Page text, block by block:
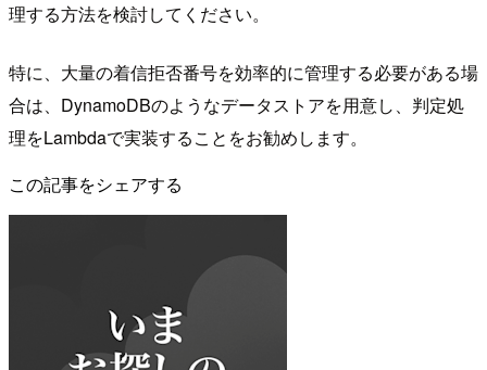
理する方法を検討してください。
特に、大量の着信拒否番号を効率的に管理する必要がある場
合は、DynamoDBのようなデータストアを用意し、判定処
理をLambdaで実装することをお勧めします。
この記事をシェアする